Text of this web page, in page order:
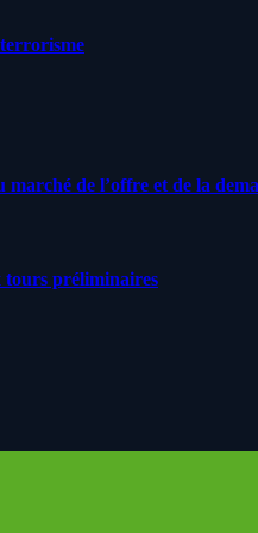
de l’offre et de la
tours préliminaires